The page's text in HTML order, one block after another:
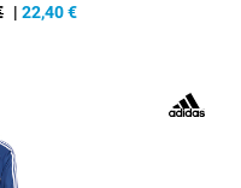
| 22,40€